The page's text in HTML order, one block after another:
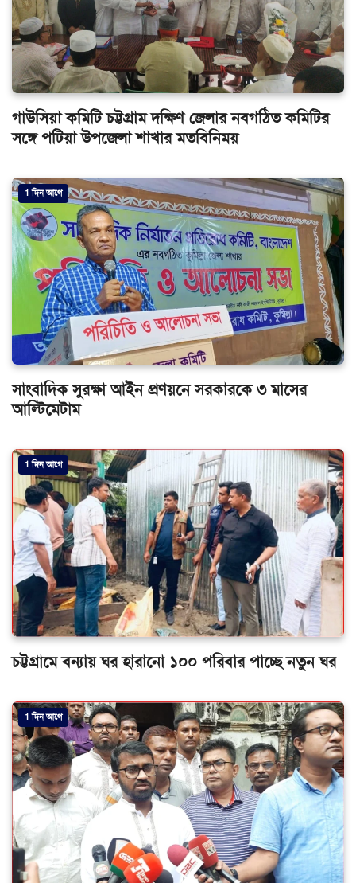
গাউসিয়া কমিটি চট্টগ্রাম দক্ষিণ জেলার নবগঠিত কমিটির
সঙ্গে পটিয়া উপজেলা শাখার মতবিনিময়
1 দিন আগে
সাংবাদিক সুরক্ষা আইন প্রণয়নে সরকারকে ৩ মাসের
আল্টিমেটাম
1 দিন আগে
চট্টগ্রামে বন্যায় ঘর হারানো ১০০ পরিবার পাচ্ছে নতুন ঘর
1 দিন আগে